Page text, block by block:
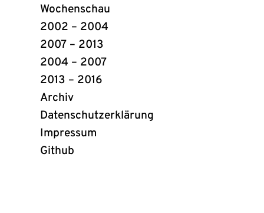
Wochenschau
2002 – 2004
2007 – 2013
2004 – 2007
2013 – 2016
Archiv
Datenschutzerklärung
Impressum
Github